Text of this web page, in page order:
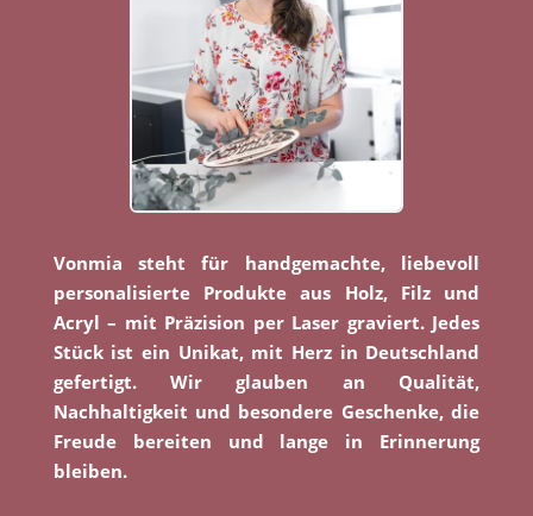
Vonmia steht für handgemachte, liebevoll
personalisierte Produkte aus Holz, Filz und
Acryl – mit Präzision per Laser graviert. Jedes
Stück ist ein Unikat, mit Herz in Deutschland
gefertigt. Wir glauben an Qualität,
Nachhaltigkeit und besondere Geschenke, die
Freude bereiten und lange in Erinnerung
bleiben.